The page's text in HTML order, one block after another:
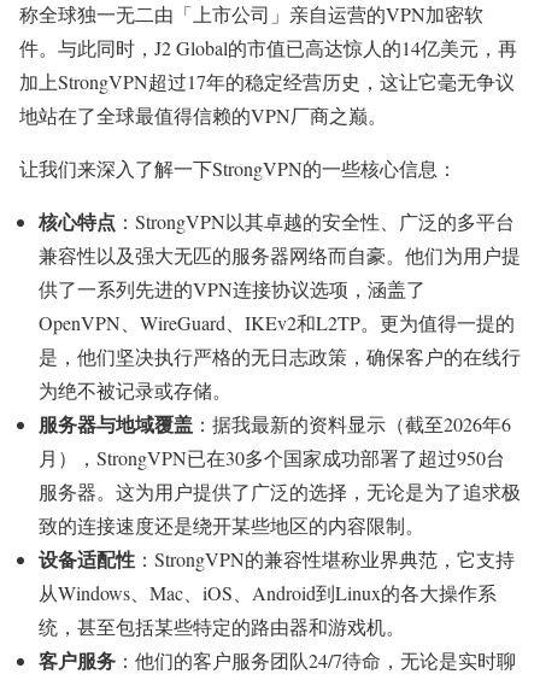
称全球独一无二由「上市公司」亲自运营的VPN加密软
件。与此同时，J2 Global的市值已高达惊人的14亿美元，再
加上StrongVPN超过17年的稳定经营历史，这让它毫无争议
地站在了全球最值得信赖的VPN厂商之巅。
让我们来深入了解一下StrongVPN的一些核心信息：
核心特点 ：StrongVPN以其卓越的安全性、广泛的多平台
兼容性以及强大无匹的服务器网络而自豪。他们为用户提
供了一系列先进的VPN连接协议选项，涵盖了
OpenVPN、WireGuard、IKEv2和L2TP。更为值得一提的
是，他们坚决执行严格的无日志政策，确保客户的在线行
为绝不被记录或存储。
服务器与地域覆盖 ：据我最新的资料显示（截至2026年6
月），StrongVPN已在30多个国家成功部署了超过950台
服务器。这为用户提供了广泛的选择，无论是为了追求极
致的连接速度还是绕开某些地区的内容限制。
设备适配性 ：StrongVPN的兼容性堪称业界典范，它支持
从Windows、Mac、iOS、Android到Linux的各大操作系
统，甚至包括某些特定的路由器和游戏机。
客户服务 ：他们的客户服务团队24/7待命，无论是实时聊